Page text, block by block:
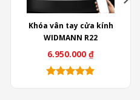
Khóa vân tay cửa kính
6.950.000₫